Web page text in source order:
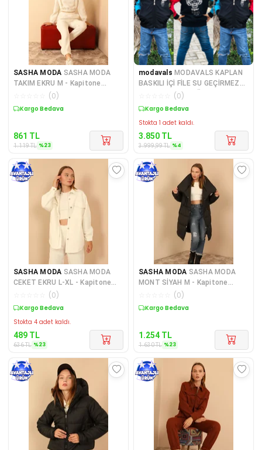
SASHA MODA SASHA MODA
TAKIM EKRU M - Kapitone
Kumaş Boğazlı Yaka Omuz
(0)
Sepette %23 İndirim
861 TL
1.119TL %23
modavals MODAVALS KAPLAN
BASKILI İÇİ FİLE SU GEÇİRMEZ
ERKEK ÇOCUK YAĞMURLU
(0)
Sepette %4 İndirim
Stokta 1 adet kaldı.
3.850 TL
3.999,99TL %4
SASHA MODA SASHA MODA
CEKET EKRU L-XL - Kapitone
Kumaş Gömlek Yaka Düğmeli K
(0)
Sepette %23 İndirim
Stokta 4 adet kaldı.
489 TL
636TL %23
SASHA MODA SASHA MODA
MONT SİYAH M - Kapitone
Kumaş Şal Yaka Bol Kalıp Yaka
(0)
Sepette %23 İndirim
1.254 TL
1.630TL %23